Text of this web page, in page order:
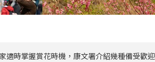
適時掌握賞花時機，康文署介紹幾種備受歡